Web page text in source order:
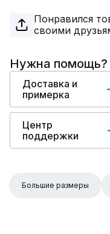
Понравился
своими
Нужна помощь?
Доставка и
примерка
Центр
поддержки
Большие размеры